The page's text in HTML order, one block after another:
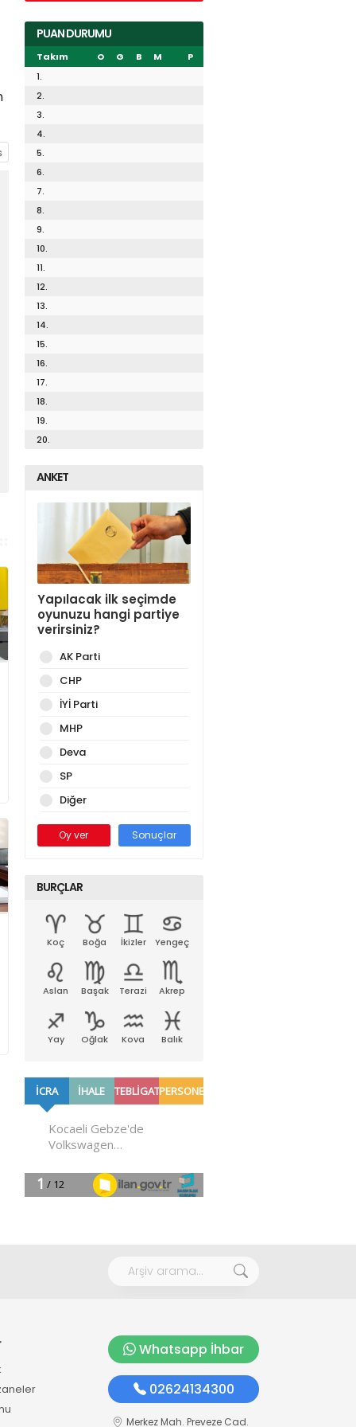
PUAN DURUMU
Takım O G B M
P
1.
2.
3.
4.
5.
6.
7.
8.
9.
10.
11.
12.
13.
14.
15.
16.
17.
18.
19.
20.
ANKET
Yapılacak ilk seçimde
oyunuzu hangi partiye
verirsiniz?
AK Parti
CHP
İYİ Parti
MHP
Deva
SP
Diğer
Oy ver Sonuçlar
BURÇLAR
Koç Boğa İkizler Yengeç
Aslan Başak Terazi Akrep
Yay Oğlak Kova Balık
Whatsapp İhbar
02624134300
Merkez Mah. Preveze Cad.